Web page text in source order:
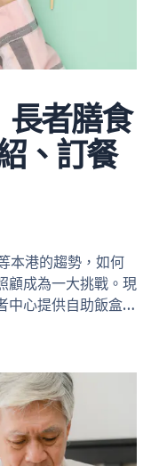
長者膳食
、訂餐
顧成為一大挑戰。現
中心提供自助飯盒，
及非牟利機構等亦衍
，覆蓋地區等亦有不
餐服務。 政府
本膳食需求，並與
餐服務對象主要針對